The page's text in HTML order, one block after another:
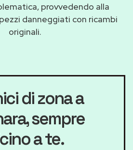
provvedendo alla
danneggiati con ricambi
originali.
di zona a
, sempre
a te.